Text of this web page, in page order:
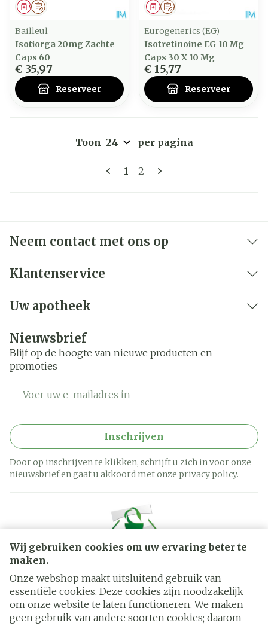
Wij gebruiken cookies om uw ervaring beter te
maken.
Onze webshop maakt uitsluitend gebruik van
essentiële cookies. Deze cookies zijn noodzakelijk
om onze website te laten functioneren. We maken
geen gebruik van andere soorten cookies; daarom
Op voorschrift
Geneesmiddel
Bailleul
Isotiorga 20mg Zachte
Caps 60
€ 35,97
Reserveer
Op voorschrift
Geneesmiddel
Eurogenerics (EG)
Isotretinoine EG 10 Mg
Caps 30 X 10 Mg
€ 15,77
Reserveer
Pagina's
U lees momenteel pagina
1 Pagina
2
Toon per pagina
Neem contact met ons op
Klantenservice
Uw apotheek
Nieuwsbrief
Blijf op de hoogte van nieuwe producten en
promoties
Inschrijven
Door op inschrijven te klikken, schrijft u zich in voor onze
nieuwsbrief en gaat u akkoord met onze privacy policy.
Juridische links